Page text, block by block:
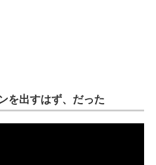
を出すはず、だった